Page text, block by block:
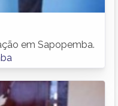
em Sapopemba.